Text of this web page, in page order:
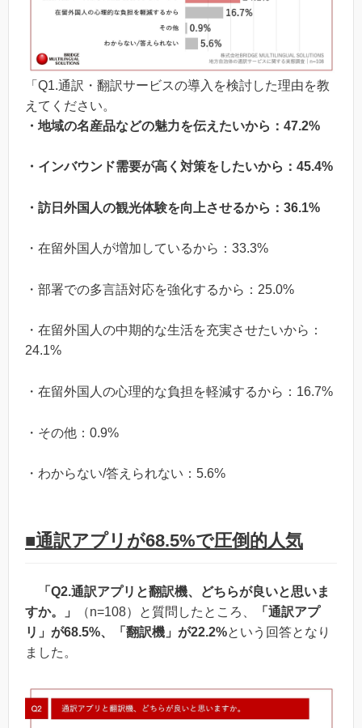
「Q1.通訳・翻訳サービスの導入を検討した理由を教
えてください。
・地域の名産品などの魅力を伝えたいから：47.2%
・インバウンド需要が高く対策をしたいから：45.4%
・訪日外国人の観光体験を向上させるから：36.1%
・在留外国人が増加しているから：33.3%
・部署での多言語対応を強化するから：25.0%
・在留外国人の中期的な生活を充実させたいから：
24.1%
・在留外国人の心理的な負担を軽減するから：16.7%
・その他：0.9%
・わからない/答えられない：5.6%
■通訳アプリが68.5%で圧倒的人気
「Q2.通訳アプリと翻訳機、どちらが良いと思いま
すか。」
（n=108）と質問したところ、
「通訳アプ
リ」が68.5%、「翻訳機」が22.2%という回答となり
ました。